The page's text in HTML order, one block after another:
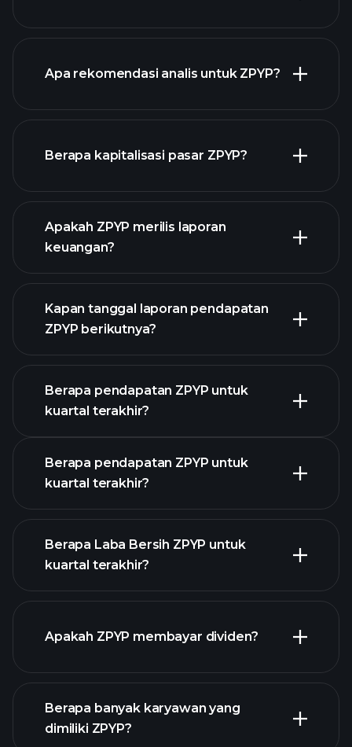
Apa rekomendasi analis untuk ZPYP?
Berapa kapitalisasi pasar ZPYP?
daftar saham kami
Apakah ZPYP merilis laporan
keuangan?
keuangan ZPYP
Kapan tanggal laporan pendapatan
ZPYP berikutnya?
Berapa pendapatan ZPYP untuk
kuartal terakhir?
pendapatan ZPYP
Berapa pendapatan ZPYP untuk
kuartal terakhir?
keuangan
Berapa Laba Bersih ZPYP untuk
kuartal terakhir?
laporan keuangan
Apakah ZPYP membayar dividen?
Berapa banyak karyawan yang
dimiliki ZPYP?